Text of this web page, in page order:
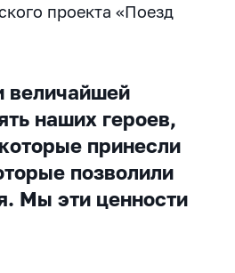
проекта «Поезд
величайшей
наших героев,
принесли
позволили
Мы эти ценности